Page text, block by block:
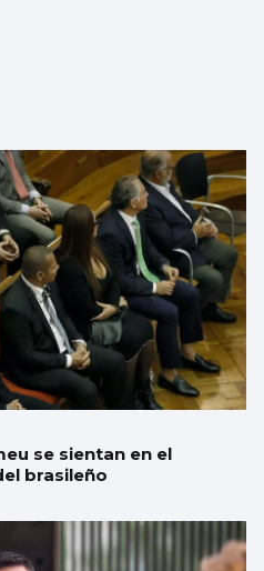
se sientan en el
brasileño